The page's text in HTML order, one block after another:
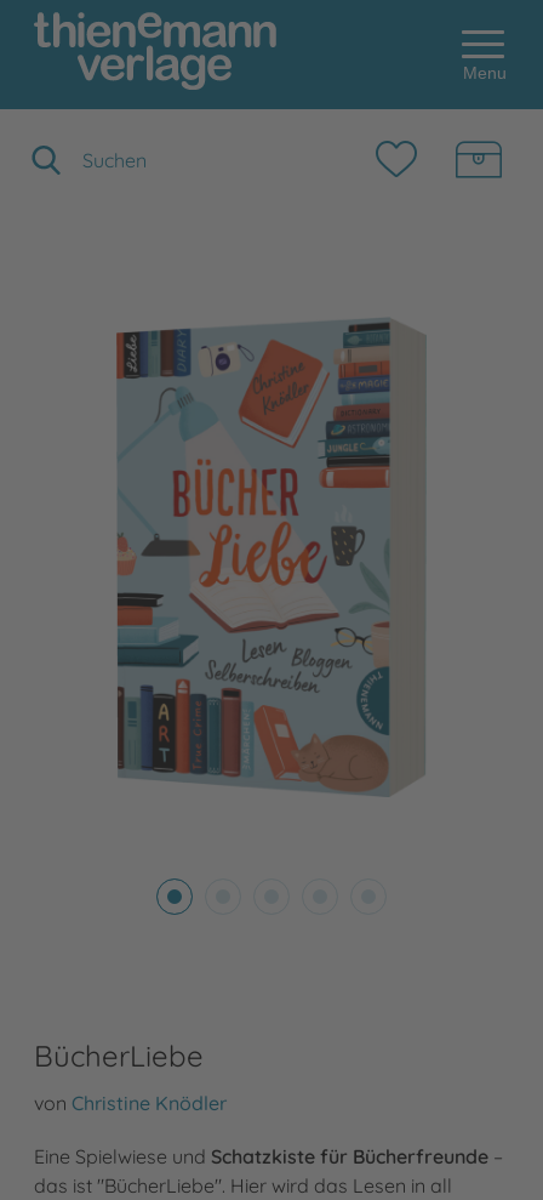
Menu
BücherLiebe
von Christine Knödler
Eine Spielwiese und Schatzkiste für Bücherfreunde –
das ist "BücherLiebe". Hier wird das Lesen in all